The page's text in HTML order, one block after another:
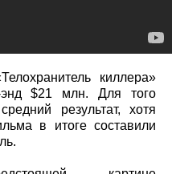
киллера»
энд $21 млн. Для того
результат, хотя
в итоге составили